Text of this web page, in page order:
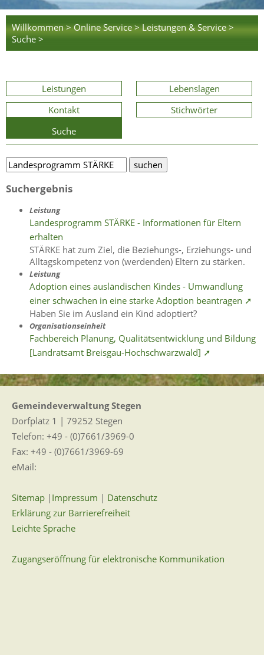
Willkommen > Online Service > Leistungen & Service >
Suche >
Leistungen
Lebenslagen
Kontakt
Stichwörter
Suche
Suchergebnis
Leistung
Landesprogramm STÄRKE - Informationen für Eltern
erhalten
STÄRKE hat zum Ziel, die Beziehungs-, Erziehungs- und
Alltagskompetenz von (werdenden) Eltern zu stärken.
Leistung
Adoption eines ausländischen Kindes - Umwandlung
einer schwachen in eine starke Adoption beantragen ➚
Haben Sie im Ausland ein Kind adoptiert?
Organisationseinheit
Fachbereich Planung, Qualitätsentwicklung und Bildung
[Landratsamt Breisgau-Hochschwarzwald] ➚
Gemeindeverwaltung Stegen
Dorfplatz 1 | 79252 Stegen
Telefon: +49 - (0)7661/3969-0
Fax: +49 - (0)7661/3969-69
eMail:
Sitemap | Impressum | Datenschutz
Erklärung zur Barrierefreiheit
Leichte Sprache
Zugangseröffnung für elektronische Kommunikation